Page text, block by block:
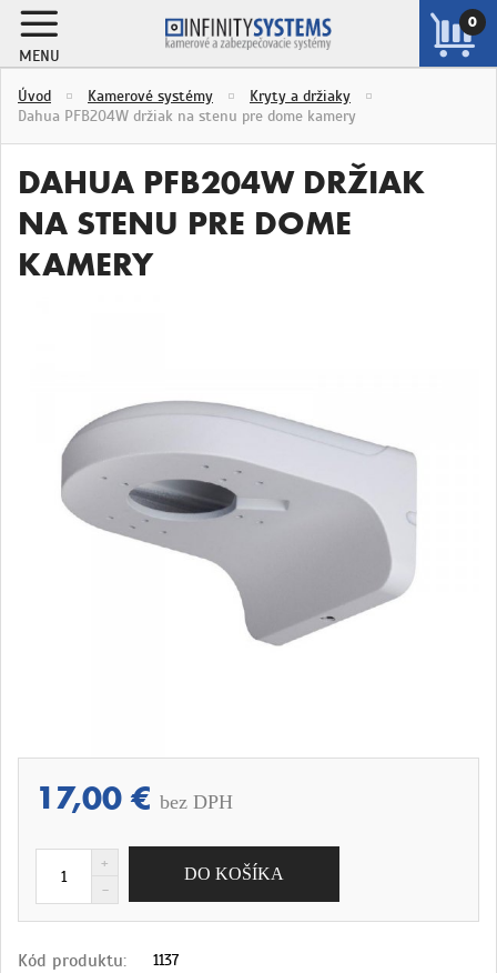
MENU
0
Úvod Kamerové systémy
Kryty a držiaky
Dahua PFB204W držiak na stenu pre dome kamery
DAHUA PFB204W DRŽIAK
NA STENU PRE DOME
KAMERY
17,00 € bez DPH
Kód produktu: 1137